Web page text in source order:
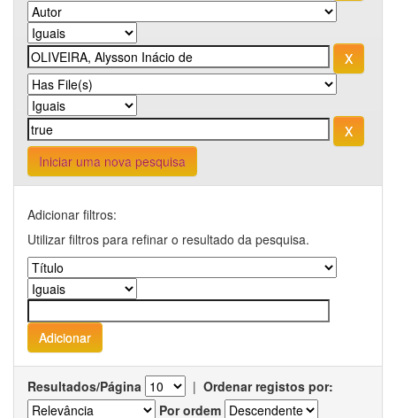
Iniciar uma nova pesquisa
Adicionar filtros:
Utilizar filtros para refinar o resultado da pesquisa.
Resultados/Página | Ordenar registos por:
Por ordem